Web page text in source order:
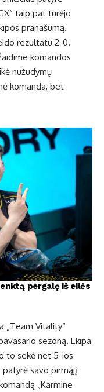
taip pat turėjo
pranašumą.
rezultatu 2-0.
komandos
nužudymų
komanda, bet
pergalę iš eilės
„Team Vitality“
sezoną. Ekipa
to sekė net 5-ios
savo pirmąjį
„Karmine